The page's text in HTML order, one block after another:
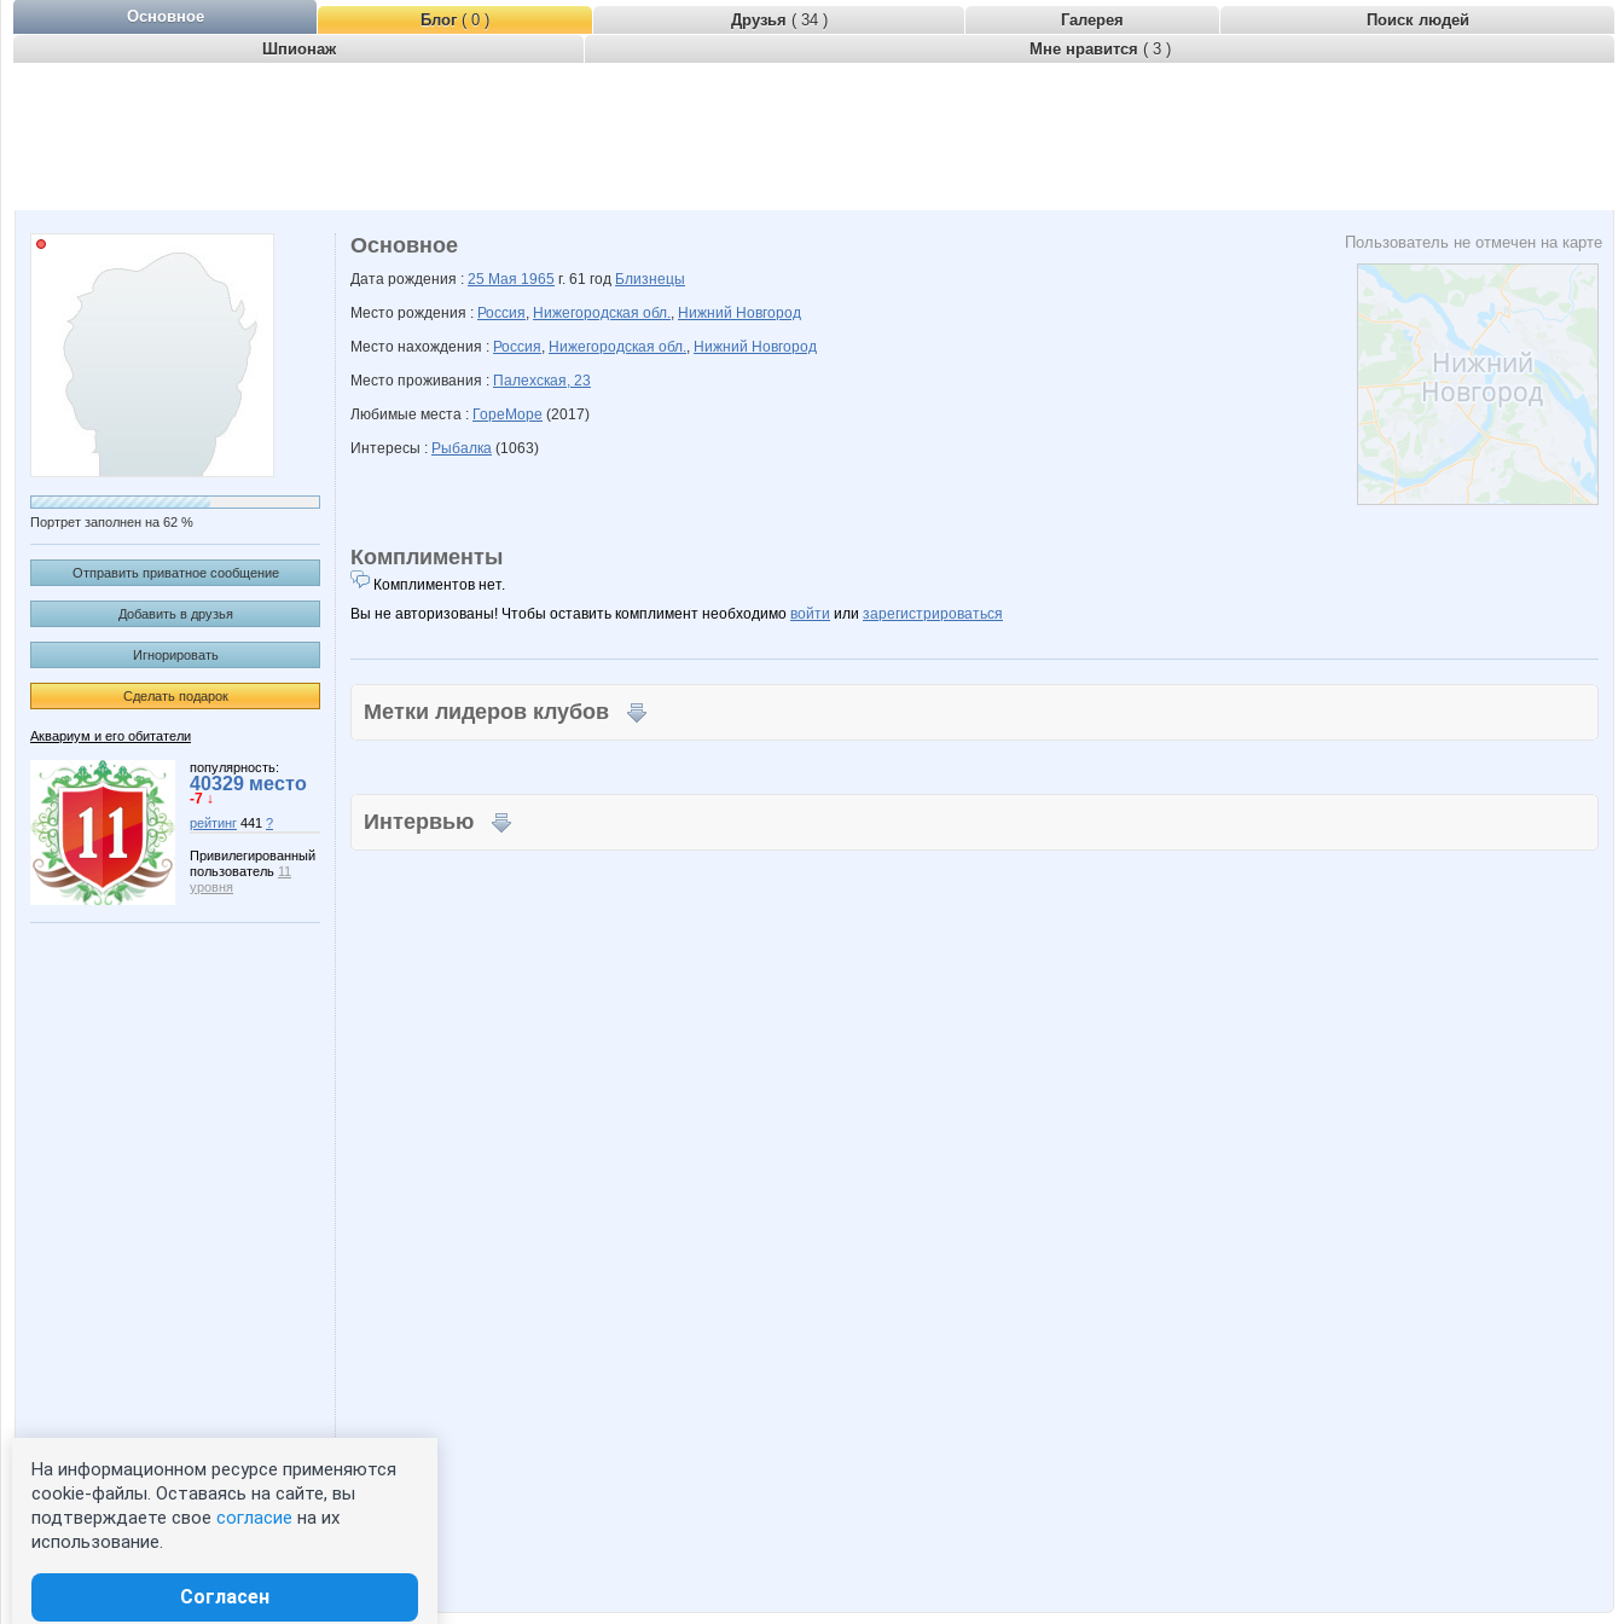
Основное Блог( 0 ) Друзья ( 34 ) Галерея
Поиск людей
Шпионаж
Мне нравится ( 3 )
Портрет заполнен на 62 %
Отправить приватное сообщение
Добавить в друзья
Игнорировать
Сделать подарок
Аквариум и его обитатели
популярность:
40329 место
-7 ↓
рейтинг 441 ?
Привилегированный
пользователь 11
уровня
Статистика портрета:
сейчас просматривают портрет - 0
зарегистрированные пользователи
Пользователь не отмечен на карте
Основное
Дата рождения : 25 Мая 1965 г. 61 год Близнецы
Место рождения : Россия, Нижегородская обл., Нижний Новгород
Место нахождения : Россия, Нижегородская обл., Нижний Новгород
Место проживания : Палехская, 23
Любимые места : ГореМоре (2017)
Интересы : Рыбалка (1063)
Комплименты
Комплиментов нет.
Вы не авторизованы! Чтобы оставить комплимент необходимо войти или зарегистрироваться
Метки лидеров клубов
Интервью
На информационном ресурсе применяются
cookie-файлы. Оставаясь на сайте, вы
подтверждаете свое согласие на их
использование.
Согласен